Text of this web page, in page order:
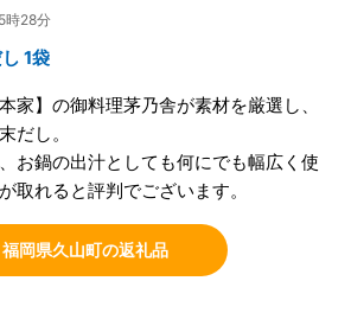
時28分
1袋
家】の御料理茅乃舎が素材を厳選し、
だし。
お鍋の出汁としても何にでも幅広く使
取れると評判でございます。
福岡県久山町の返礼品